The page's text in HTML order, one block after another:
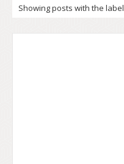
Showing posts with the label